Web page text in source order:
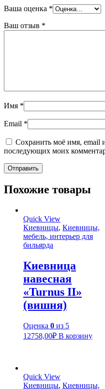
Ваша оценка *
Ваш отзыв *
Имя *
Email *
Сохранить моё имя, email
последующих моих
Похожие товары
Quick View
Киевницы, Киевницы,
мебель, интерьер для
бильярда
Киевница
навесная
«Turnus II»
(вишня)
Оценка 0 из 5
12758,00₽ В корзину
Quick View
Киевницы, Киевницы,